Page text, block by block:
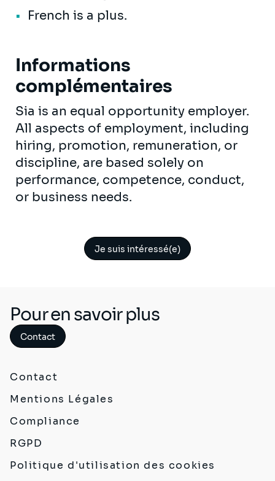
French is a plus.
Informations
complémentaires
Sia is an equal opportunity employer.
All aspects of employment, including
hiring, promotion, remuneration, or
discipline, are based solely on
performance, competence, conduct,
or business needs.
Je suis intéressé(e)
Pour en savoir plus
Contact
Contact
Mentions Légales
Compliance
RGPD
Politique d'utilisation des cookies